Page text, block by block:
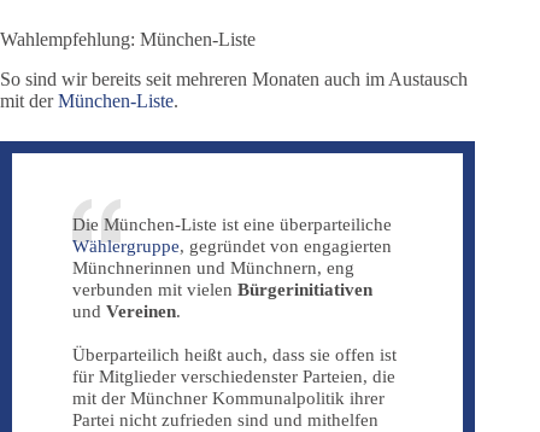
Wahlempfehlung: München-Liste
So sind wir bereits seit mehreren Monaten auch im Austausch
mit derMünchen-Liste.
Die München-Liste ist eine überparteiliche
Wählergruppe, gegründet von engagierten
Münchnerinnen und Münchnern, eng
verbunden mit vielen Bürgerinitiativen
und Vereinen.
Überparteilich heißt auch, dass sie offen ist
für Mitglieder verschiedenster Parteien, die
mit der Münchner Kommunalpolitik ihrer
Partei nicht zufrieden sind und mithelfen